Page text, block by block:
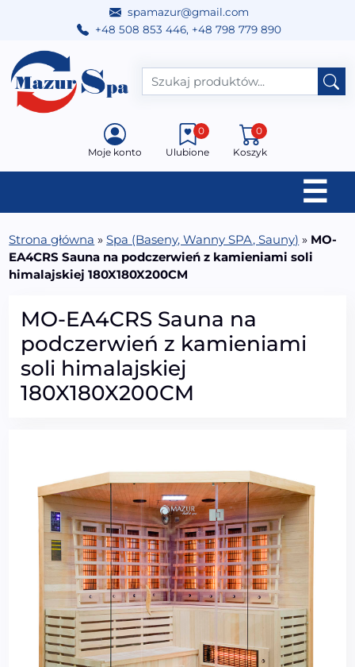
spamazur@gmail.com
+48 508 853 446, +48 798 779 890
Przejdź do treści
Main Navigation
Moje konto Ulubione
0
Koszyk
0
☰
Strona główna »Spa (Baseny, Wanny SPA, Sauny) » MO-
EA4CRS Sauna na podczerwień z kamieniami soli
himalajskiej 180X180X200CM
MO-EA4CRS Sauna na
podczerwień z kamieniami
soli himalajskiej
180X180X200CM